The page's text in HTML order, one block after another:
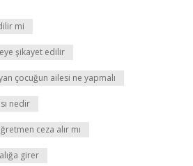
mi
şikayet edilir
çocuğun ailesi ne yapmalı
nedir
ceza alır mı
girer